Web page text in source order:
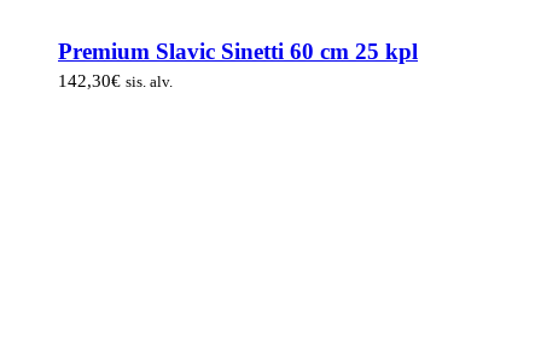
Premium Slavic Sinetti 60 cm 25 kpl
142,30€ sis. alv.